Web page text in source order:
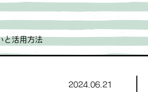
と活用方法
2024.06.21